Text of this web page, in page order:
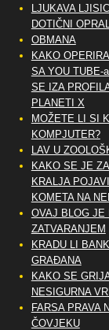
LJUKAVA
DOTIČNI
OBMANA
KAKO
SA YOU TUBE-
SE IZA
PLANETI X
MOŽETE LI SI
KOMPJUTER?
LAV U
KAKO SE JE
KRALJA
KOMETA NA
OVAJ BLOG JE
ZATVARANJEM
KRADU LI
GRAĐANA
KAKO SE
NESIGURNA
FARSA PRAVA
ČOVJEKU